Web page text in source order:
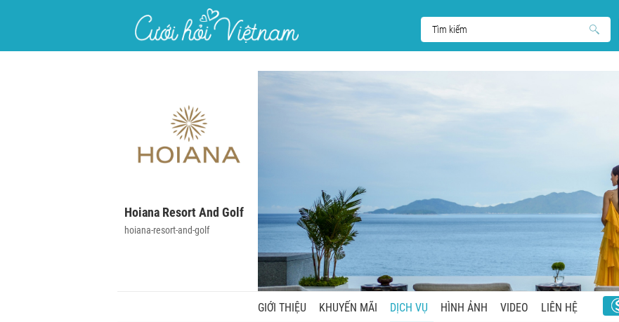
Hoiana Resort And Golf
hoiana-resort-and-golf
GIỚI THIỆU KHUYẾN MÃI DỊCH VỤ HÌNH ẢNH VIDEO LIÊN HỆ